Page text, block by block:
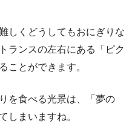
しくどうしてもおにぎりな
ランスの左右にある「ピク
ことができます。
を食べる光景は、「夢の
しまいますね。